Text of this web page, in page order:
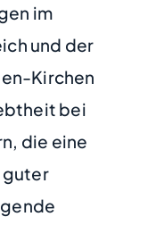
im
und der
Kirchen
bei
die eine
guter